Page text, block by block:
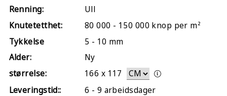
Renning:
Ull
Knutetetthet:
80 000 - 150 000 knop per m²
Tykkelse
5 - 10 mm
Alder:
Ny
størrelse:
166 x 117
Leveringstid::
6 - 9 arbeidsdager